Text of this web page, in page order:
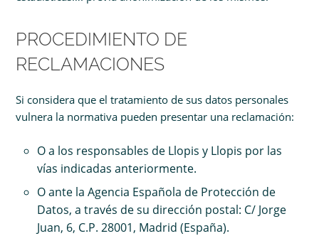
PROCEDIMIENTO DE
RECLAMACIONES
Si considera que el tratamiento de sus datos personales
vulnera la normativa pueden presentar una reclamación:
O a los responsables de Llopis y Llopis por las
vías indicadas anteriormente.
O ante la Agencia Española de Protección de
Datos, a través de su dirección postal: C/ Jorge
Juan, 6, C.P. 28001, Madrid (España).